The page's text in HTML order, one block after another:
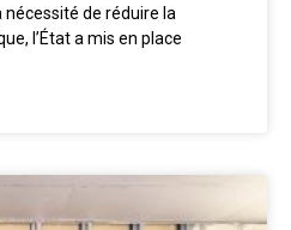
nécessité de réduire la
l’État a mis en place